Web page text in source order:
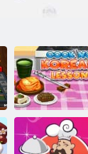
Gătirea lecției